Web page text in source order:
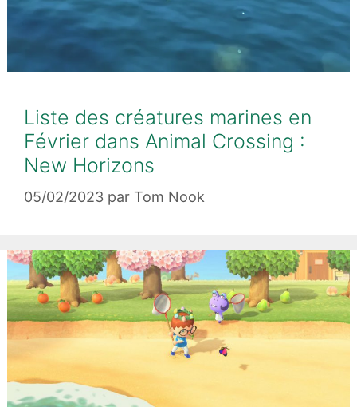
Liste des créatures marines en
Février dans Animal Crossing :
New Horizons
05/02/2023 par Tom Nook